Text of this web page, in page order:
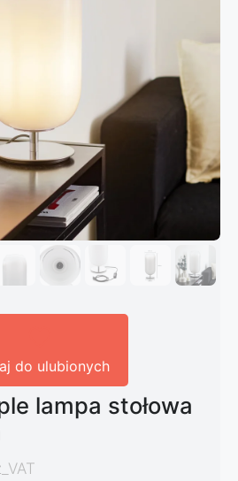
do ulubionych
lampa stołowa